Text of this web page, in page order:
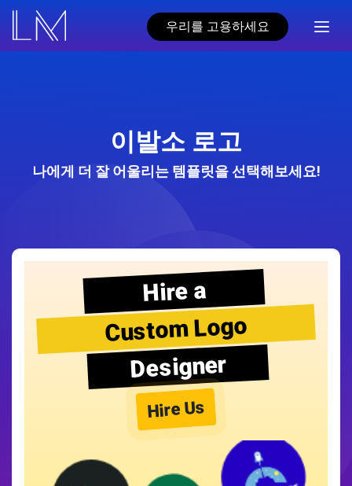
우리를 고용하세요
이발소 로고
나에게 더 잘 어울리는 템플릿을 선택해보세요!
Hire a
Custom Logo
Designer
Hire Us